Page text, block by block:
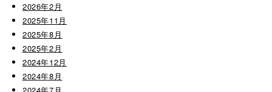
2026年2月
2025年11月
2025年8月
2025年2月
2024年12月
2024年8月